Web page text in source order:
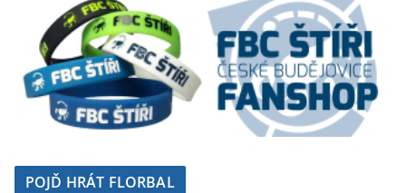
POJĎ HRÁT FLORBAL